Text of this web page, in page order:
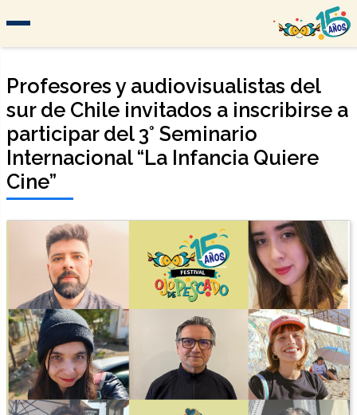
Profesores y audiovisualistas del
sur de Chile invitados a inscribirse a
participar del 3° Seminario
Internacional “La Infancia Quiere
Cine”